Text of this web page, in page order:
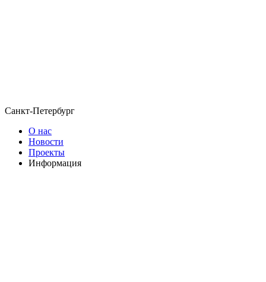
Санкт-Петербург
О нас
Новости
Проекты
Информация